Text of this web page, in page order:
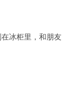
冰柜里，和朋友